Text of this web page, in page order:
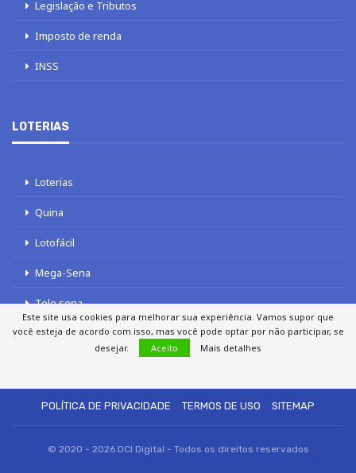
Legislação e Tributos
Imposto de renda
INSS
LOTERIAS
Loterias
Quina
Lotofácil
Mega-Sena
Tele sena
POLÍTICA DE PRIVACIDADE
TERMOS DE USO SITEMAP
© 2020 - 2026 DCI Digital - Todos os direitos reservados
Este site usa cookies para melhorar sua experiência. Vamos supor que
você esteja de acordo com isso, mas você pode optar por não participar, se
desejar.
Aceito Mais detalhes